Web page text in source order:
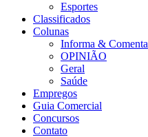
Esportes
Classificados
Colunas
Informa & Comenta
OPINIÃO
Geral
Saúde
Empregos
Guia Comercial
Concursos
Contato